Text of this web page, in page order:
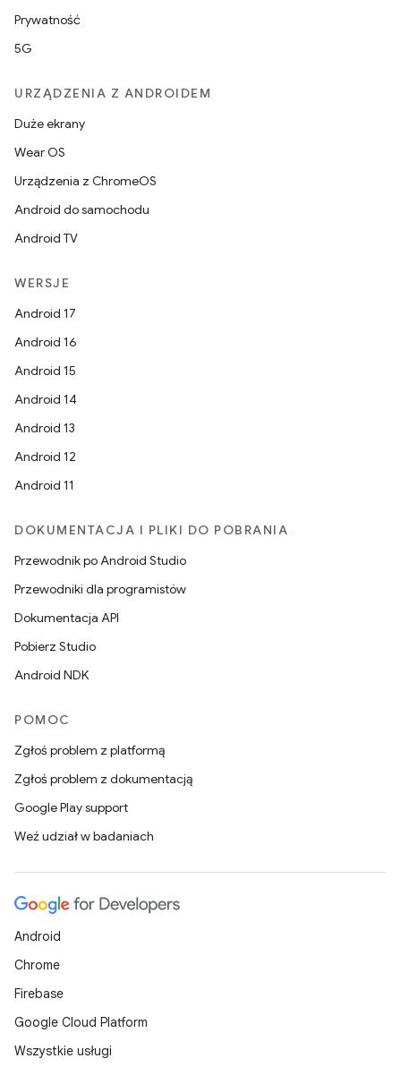
Prywatność
5G
URZĄDZENIA Z ANDROIDEM
Duże ekrany
Wear OS
Urządzenia z ChromeOS
Android do samochodu
Android TV
WERSJE
Android 17
Android 16
Android 15
Android 14
Android 13
Android 12
Android 11
DOKUMENTACJA I PLIKI DO POBRANIA
Przewodnik po Android Studio
Przewodniki dla programistów
Dokumentacja API
Pobierz Studio
Android NDK
POMOC
Zgłoś problem z platformą
Zgłoś problem z dokumentacją
Google Play support
Weź udział w badaniach
Android
Chrome
Firebase
Google Cloud Platform
Wszystkie usługi